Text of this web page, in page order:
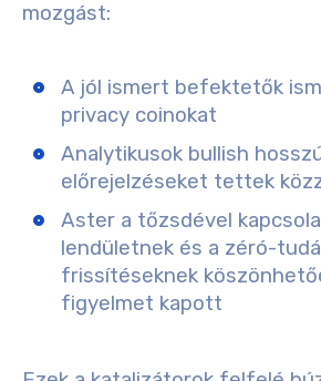
mozgást:
A jól ismert befektetők
privacy coinokat
Analytikusok bullish
előrejelzéseket tettek
Aster a tőzsdével
lendületnek és a zéró-
frissítéseknek
figyelmet kapott